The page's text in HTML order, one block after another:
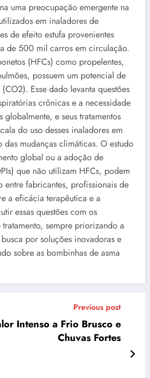
uma preocupação emergente na
em inaladores de
de efeito estufa provenientes
de 500 mil carros em circulação.
(HFCs) como propelentes,
possuem um potencial de
Esse dado levanta questões
crônicas e a necessidade
e seus tratamentos
do uso desses inaladores em
mudanças climáticas. O estudo
global ou a adoção de
que não utilizam HFCs, podem
entre fabricantes, profissionais de
a eficácia terapêutica e a
essas questões com os
sempre priorizando a
por soluções inovadoras e
sobre as bombinhas de asma
Previous post
Intenso a Frio Brusco e
Chuvas Fortes